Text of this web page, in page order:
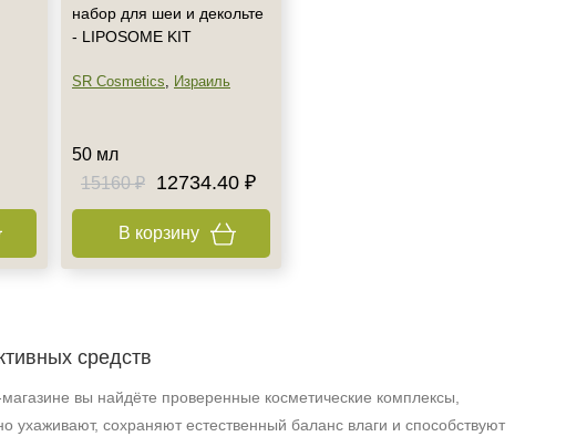
набор для шеи и декольте
- LIPOSOME KIT
SR Cosmetics, Израиль
50 мл
15160 ₽
12734.40 ₽
В корзину
средств
вы найдёте проверенные косметические комплексы,
ухаживают, сохраняют естественный баланс влаги и способствуют